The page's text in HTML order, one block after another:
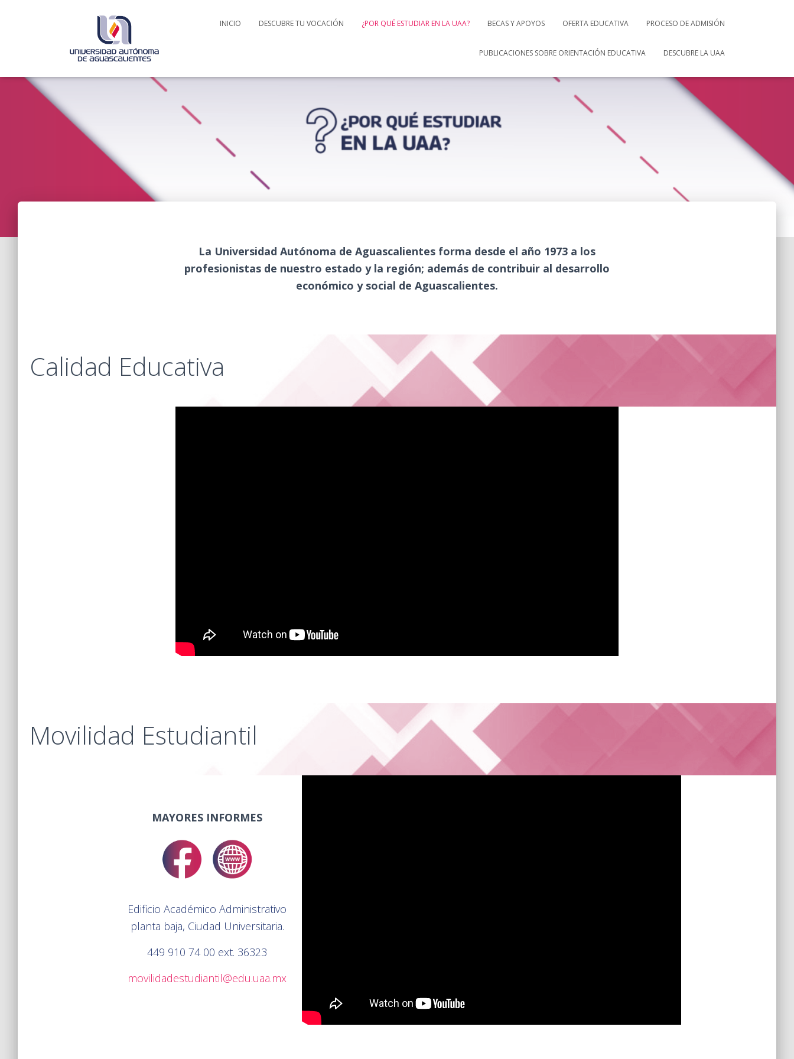
INICIO DESCUBRE TU VOCACIÓN ¿POR QUÉ ESTUDIAR EN LA UAA? BECAS Y APOYOS OFERTA EDUCATIVA PROCESO DE ADMISIÓN
PUBLICACIONES SOBRE ORIENTACIÓN EDUCATIVA DESCUBRE LA UAA
La Universidad Autónoma de Aguascalientes forma desde el año 1973 a los
profesionistas de nuestro estado y la región; además de contribuir al desarrollo
económico y social de Aguascalientes.
Calidad Educativa
Movilidad Estudiantil
MAYORES INFORMES
Edificio Académico Administrativo
planta baja, Ciudad Universitaria.
449 910 74 00 ext. 36323
movilidadestudiantil@edu.uaa.mx